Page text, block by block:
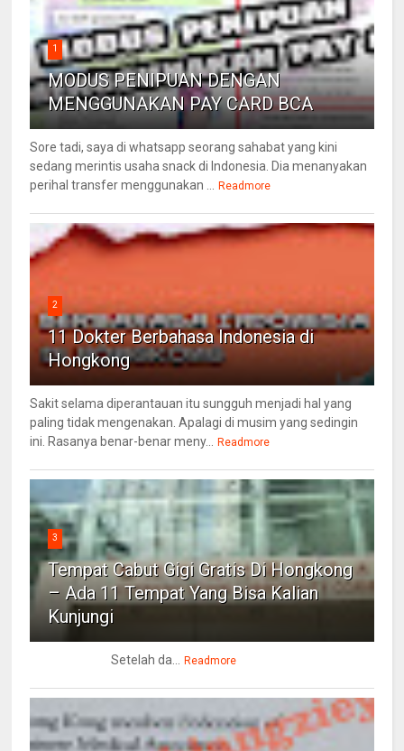
1
MODUS PENIPUAN DENGAN
MENGGUNAKAN PAY CARD BCA
Sore tadi, saya di whatsapp seorang sahabat yang kini
sedang merintis usaha snack di Indonesia. Dia menanyakan
perihal transfer menggunakan ... Readmore
2
11 Dokter Berbahasa Indonesia di
Hongkong
Sakit selama diperantauan itu sungguh menjadi hal yang
paling tidak mengenakan. Apalagi di musim yang sedingin
ini. Rasanya benar-benar meny... Readmore
3
Tempat Cabut Gigi Gratis Di Hongkong
– Ada 11 Tempat Yang Bisa Kalian
Kunjungi
Setelah da... Readmore